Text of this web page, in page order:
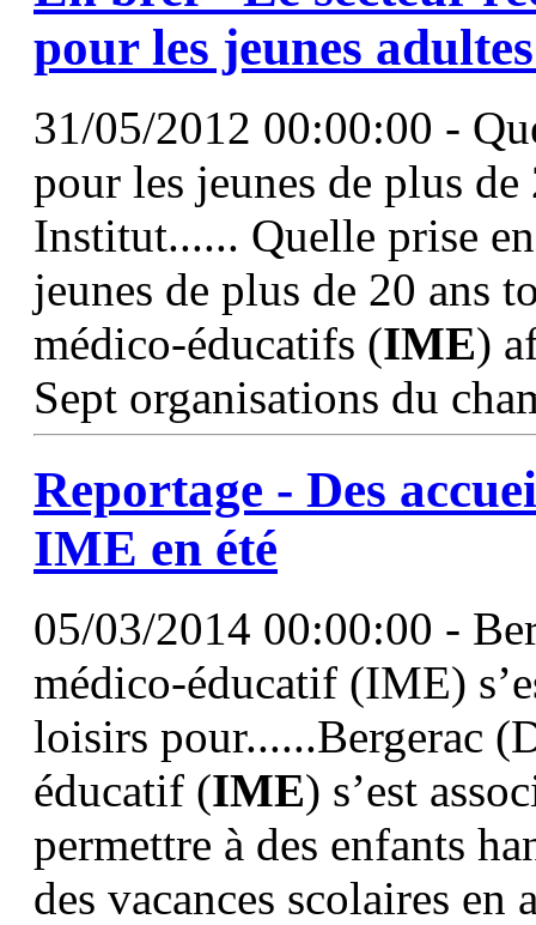
pour les jeunes
31/05/2012 00:00:00 -
pour les jeunes de plus
Institut...... Quelle prise
jeunes de plus de 20 ans
médico-éducatifs (IME)
Sept organisations du
Reportage - Des
IME en été
05/03/2014 00:00:00 -
médico-éducatif (IME)
loisirs pour......Bergerac
éducatif (IME) s’est
permettre à des enfants
des vacances scolaires en